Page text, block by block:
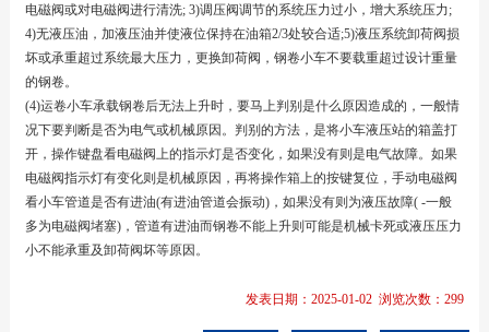
电磁阀或对电磁阀进行清洗; 3)调压阀调节的系统压力过小，增大系统压力;
4)无液压油，加液压油并使液位保持在油箱2/3处较合适;5)液压系统卸荷阀损
坏或承重超过系统最大压力，更换卸荷阀，钢卷小车不要载重超过设计重量
的钢卷。
(4)运卷小车承载钢卷后无法上升时，要马上判别是什么原因造成的，一般情
况下要判断是否为电气或机械原因。判别的方法，是将小车液压站的箱盖打
开，操作键盘看电磁阀上的指示灯是否变化，如果没有则是电气故障。如果
电磁阀指示灯有变化则是机械原因，再将操作箱上的按键复位，手动电磁阀
看小车管道是否有进油(有进油管道会振动)，如果没有则为液压故障( -一般
多为电磁阀堵塞)，管道有进油而钢卷不能上升则可能是机械卡死或液压压力
小不能承重及卸荷阀坏等原因。
发表日期：2025-01-02 浏览次数：299